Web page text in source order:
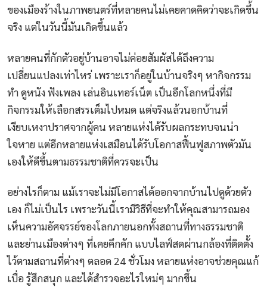
ของเมืองร้างในภาพยนตร์ที่หลายคนไม่เคยคาดคิดว่าจะเกิดขึ้น
จริง แต่ในวันนี้มันเกิดขึ้นแล้ว
หลายคนที่กักตัวอยู่บ้านอาจไม่ค่อยสัมผัสได้ถึงความ
เปลี่ยนแปลงเท่าไหร่ เพราะเราก็อยู่ในบ้านจริงๆ หากิจกรรม
ทำ ดูหนัง ฟังเพลง เล่นอินเทอร์เน็ต เป็นอีกโลกหนึ่งที่มี
กิจกรรมให้เลือกสรรเต็มไปหมด แต่จริงแล้วนอกบ้านที่
เงียบเหงาปราศจากผู้คน หลายแห่งได้รับผลกระทบจนน่า
ใจหาย แต่อีกหลายแห่งเสมือนได้รับโอกาสฟื้นฟูสภาพตัวมัน
เองให้ดีขึ้นตามธรรมชาติที่ควรจะเป็น
อย่างไรก็ตาม แม้เราจะไม่มีโอกาสได้ออกจากบ้านไปดูด้วยตัว
เอง ก็ไม่เป็นไร เพราะวันนี้เรามีวิธีที่จะทำให้คุณสามารถมอง
เห็นความอัศจรรย์ของโลกภายนอกทั้งสถานที่ทางธรรมชาติ
และย่านเมืองต่างๆ ที่เคยคึกคัก แบบไลฟ์สดผ่านกล้องที่ติดตั้ง
ไว้ตามสถานที่ต่างๆ ตลอด 24 ชั่วโมง หลายแห่งอาจช่วยคุณแก้
เบื่อ รู้สึกสนุก และได้สำรวจอะไรใหม่ๆ มากขึ้น